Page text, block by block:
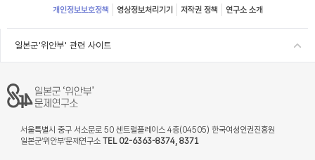
개인정보보호정책 영상정보처리기기 저작권 정책 연구소 소개
일본군'위안부' 관련 사이트
서울특별시 중구 서소문로 50 센트럴플레이스 4층(04505) 한국여성인권진흥원
일본군‘위안부’문제연구소 TEL 02-6363-8374, 8371